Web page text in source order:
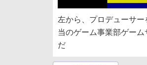
左から、プロデューサ
当のゲーム事業部ゲー
だ